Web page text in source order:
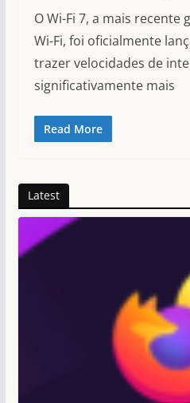
O Wi-Fi 7, a mais recente
Wi-Fi, foi oficialmente
trazer velocidades de
significativamente mais
Read More
Latest